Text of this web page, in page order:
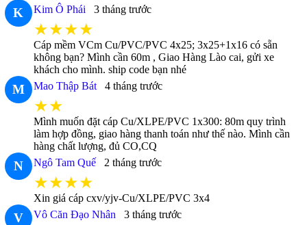
K Kim Ô Phái 3 tháng trước
★★★★
Cáp mềm VCm Cu/PVC/PVC 4x25; 3x25+1x16 có sẵn
không bạn? Mình cần 60m , Giao Hàng Lào cai, gửi xe
khách cho mình. ship code bạn nhé
M Mao Thập Bát 4 tháng trước
★★
Mình muốn đặt cáp Cu/XLPE/PVC 1x300: 80m quy trình
làm hợp đồng, giao hàng thanh toán như thế nào. Mình cần
hàng chất lượng, đủ CO,CQ
N Ngô Tam Quế 2 tháng trước
★★★★
Xin giá cáp cxv/yjv-Cu/XLPE/PVC 3x4
V Vô Căn Đạo Nhân 3 tháng trước